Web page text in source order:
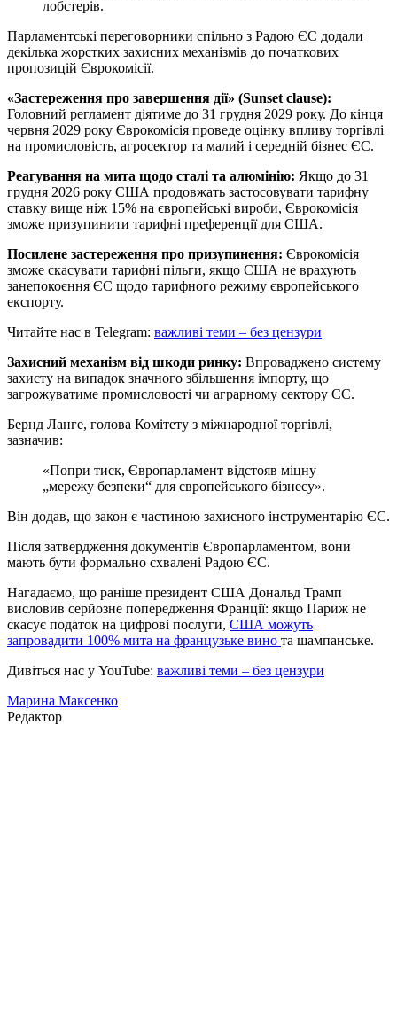
лобстерів.
Парламентські переговорники спільно з Радою ЄС додали
декілька жорстких захисних механізмів до початкових
пропозицій Єврокомісії.
«Застереження про завершення дії» (Sunset clause):
Головний регламент діятиме до 31 грудня 2029 року. До кінця
червня 2029 року Єврокомісія проведе оцінку впливу торгівлі
на промисловість, агросектор та малий і середній бізнес ЄС.
Реагування на мита щодо сталі та алюмінію: Якщо до 31
грудня 2026 року США продовжать застосовувати тарифну
ставку вище ніж 15% на європейські вироби, Єврокомісія
зможе призупинити тарифні преференції для США.
Посилене застереження про призупинення: Єврокомісія
зможе скасувати тарифні пільги, якщо США не врахують
занепокоєння ЄС щодо тарифного режиму європейського
експорту.
Читайте нас в Telegram: важливі теми – без цензури
Захисний механізм від шкоди ринку: Впроваджено систему
захисту на випадок значного збільшення імпорту, що
загрожуватиме промисловості чи аграрному сектору ЄС.
Бернд Ланге, голова Комітету з міжнародної торгівлі,
зазначив:
«Попри тиск, Європарламент відстояв міцну
„мережу безпеки“ для європейського бізнесу».
Він додав, що закон є частиною захисного інструментарію ЄС.
Після затвердження документів Європарламентом, вони
мають бути формально схвалені Радою ЄС.
Нагадаємо, що раніше президент США Дональд Трамп
висловив серйозне попередження Франції: якщо Париж не
скасує податок на цифрові послуги, США можуть
запровадити 100% мита на французьке вино та шампанське.
Дивіться нас у YouTube: важливі теми – без цензури
Марина Максенко
Редактор